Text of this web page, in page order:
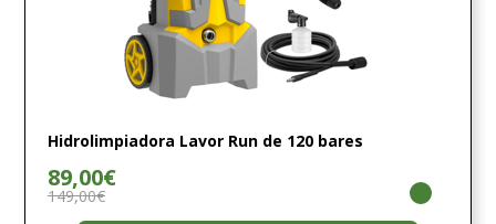
Hidrolimpiadora Lavor Run de 120 bares
89,00€
149,00€